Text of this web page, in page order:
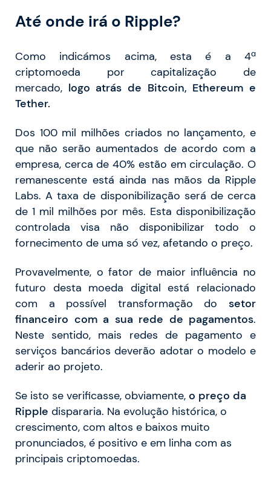
Até onde irá o Ripple?
Como indicámos acima, esta é a 4ª
criptomoeda por capitalização de
mercado, logo atrás de Bitcoin, Ethereum e
Tether.
Dos 100 mil milhões criados no lançamento, e
que não serão aumentados de acordo com a
empresa, cerca de 40% estão em circulação. O
remanescente está ainda nas mãos da Ripple
Labs. A taxa de disponibilização será de cerca
de 1 mil milhões por mês. Esta disponibilização
controlada visa não disponibilizar todo o
fornecimento de uma só vez, afetando o preço.
Provavelmente, o fator de maior influência no
futuro desta moeda digital está relacionado
com a possível transformação do setor
financeiro com a sua rede de pagamentos.
Neste sentido, mais redes de pagamento e
serviços bancários deverão adotar o modelo e
aderir ao projeto.
Se isto se verificasse, obviamente, o preço da
Ripple dispararia. Na evolução histórica, o
crescimento, com altos e baixos muito
pronunciados, é positivo e em linha com as
principais criptomoedas.